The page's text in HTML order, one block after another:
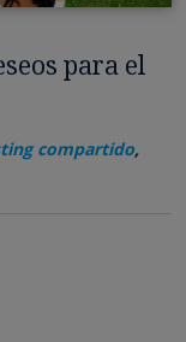
para el
compartido,